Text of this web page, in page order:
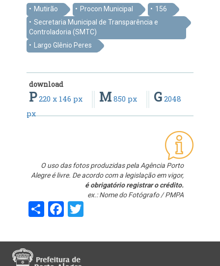
Mutirão Procon Municipal
156
Secretaria Municipal de Transparência e
Controladoria (SMTC)
Largo Glênio Peres
download
P220 x 146 px M 850 px G 2048
px
O uso das fotos produzidas pela Agência Porto
Alegre é livre. De acordo com a legislação em vigor,
é obrigatório registrar o crédito.
ex.: Nome do Fotógrafo / PMPA
ShareFacebook